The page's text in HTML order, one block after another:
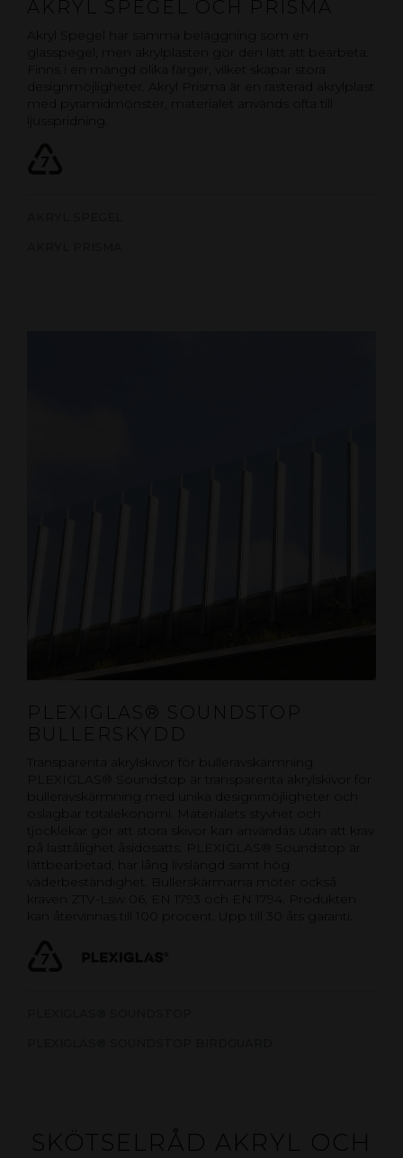
AKRYL SPEGEL OCH PRISMA
Akryl Spegel har samma beläggning som en
glasspegel, men akrylplasten gör den lätt att bearbeta.
Finns i en mängd olika färger, vilket skapar stora
designmöjligheter. Akryl Prisma är en rasterad akrylplast
med pyramidmönster, materialet används ofta till
ljusspridning.
PLEXIGLAS® SOUNDSTOP
BULLERSKYDD
Transparenta akrylskivor för bulleravskärmning
PLEXIGLAS® Soundstop är transparenta akrylskivor för
bulleravskärmning med unika designmöjligheter och
oslagbar totalekonomi. Materialets styvhet och
tjocklekar gör att stora skivor kan användas utan att krav
på lasttålighet åsidosätts. PLEXIGLAS® Soundstop är
lättbearbetad, har lång livslängd samt hög
väderbeständighet. Bullerskärmarna möter också
kraven ZTV-Lsw 06, EN 1793 och EN 1794. Produkten
kan återvinnas till 100 procent. Upp till 30 års garanti.
SKÖTSELRÅD AKRYL OCH